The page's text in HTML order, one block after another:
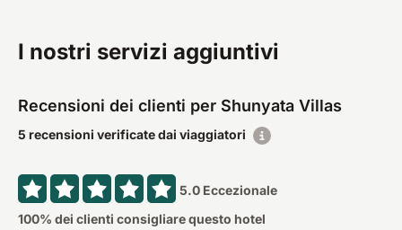
I nostri servizi aggiuntivi
Recensioni dei clienti per Shunyata Villas
5 recensioni verificate dai viaggiatori
5.0 Eccezionale
100% dei clienti consigliare questo hotel